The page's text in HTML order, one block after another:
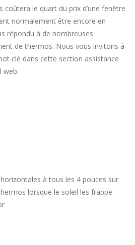
coûtera le quart du prix d’une fenêtre
normalement être encore en
répondu à de nombreuses
de thermos. Nous vous invitons à
clé dans cette section assistance
web.
à tous les 4 pouces sur
lorsque le soleil les frappe